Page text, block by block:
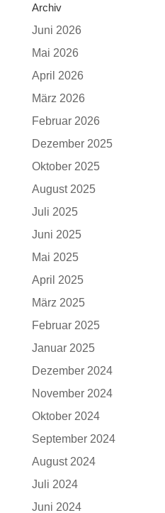
Archiv
Juni 2026
Mai 2026
April 2026
März 2026
Februar 2026
Dezember 2025
Oktober 2025
August 2025
Juli 2025
Juni 2025
Mai 2025
April 2025
März 2025
Februar 2025
Januar 2025
Dezember 2024
November 2024
Oktober 2024
September 2024
August 2024
Juli 2024
Juni 2024